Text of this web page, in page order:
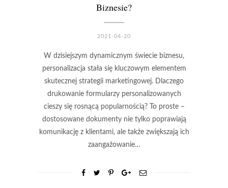
Biznesie?
2021-04-20
W dzisiejszym dynamicznym świecie biznesu,
personalizacja stała się kluczowym elementem
skutecznej strategii marketingowej. Dlaczego
drukowanie formularzy personalizowanych
cieszy się rosnącą popularnością? To proste –
dostosowane dokumenty nie tylko poprawiają
komunikację z klientami, ale także zwiększają ich
zaangażowanie…